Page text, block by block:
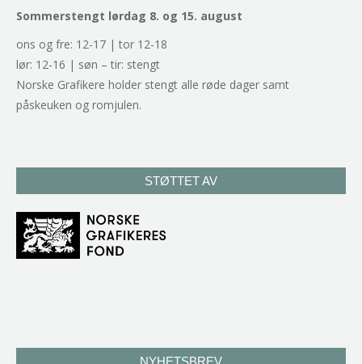
Sommerstengt lørdag 8. og 15. august
ons og fre: 12-17 | tor 12-18
lør: 12-16 | søn – tir: stengt
Norske Grafikere holder stengt alle røde dager samt
påskeuken og romjulen.
STØTTET AV